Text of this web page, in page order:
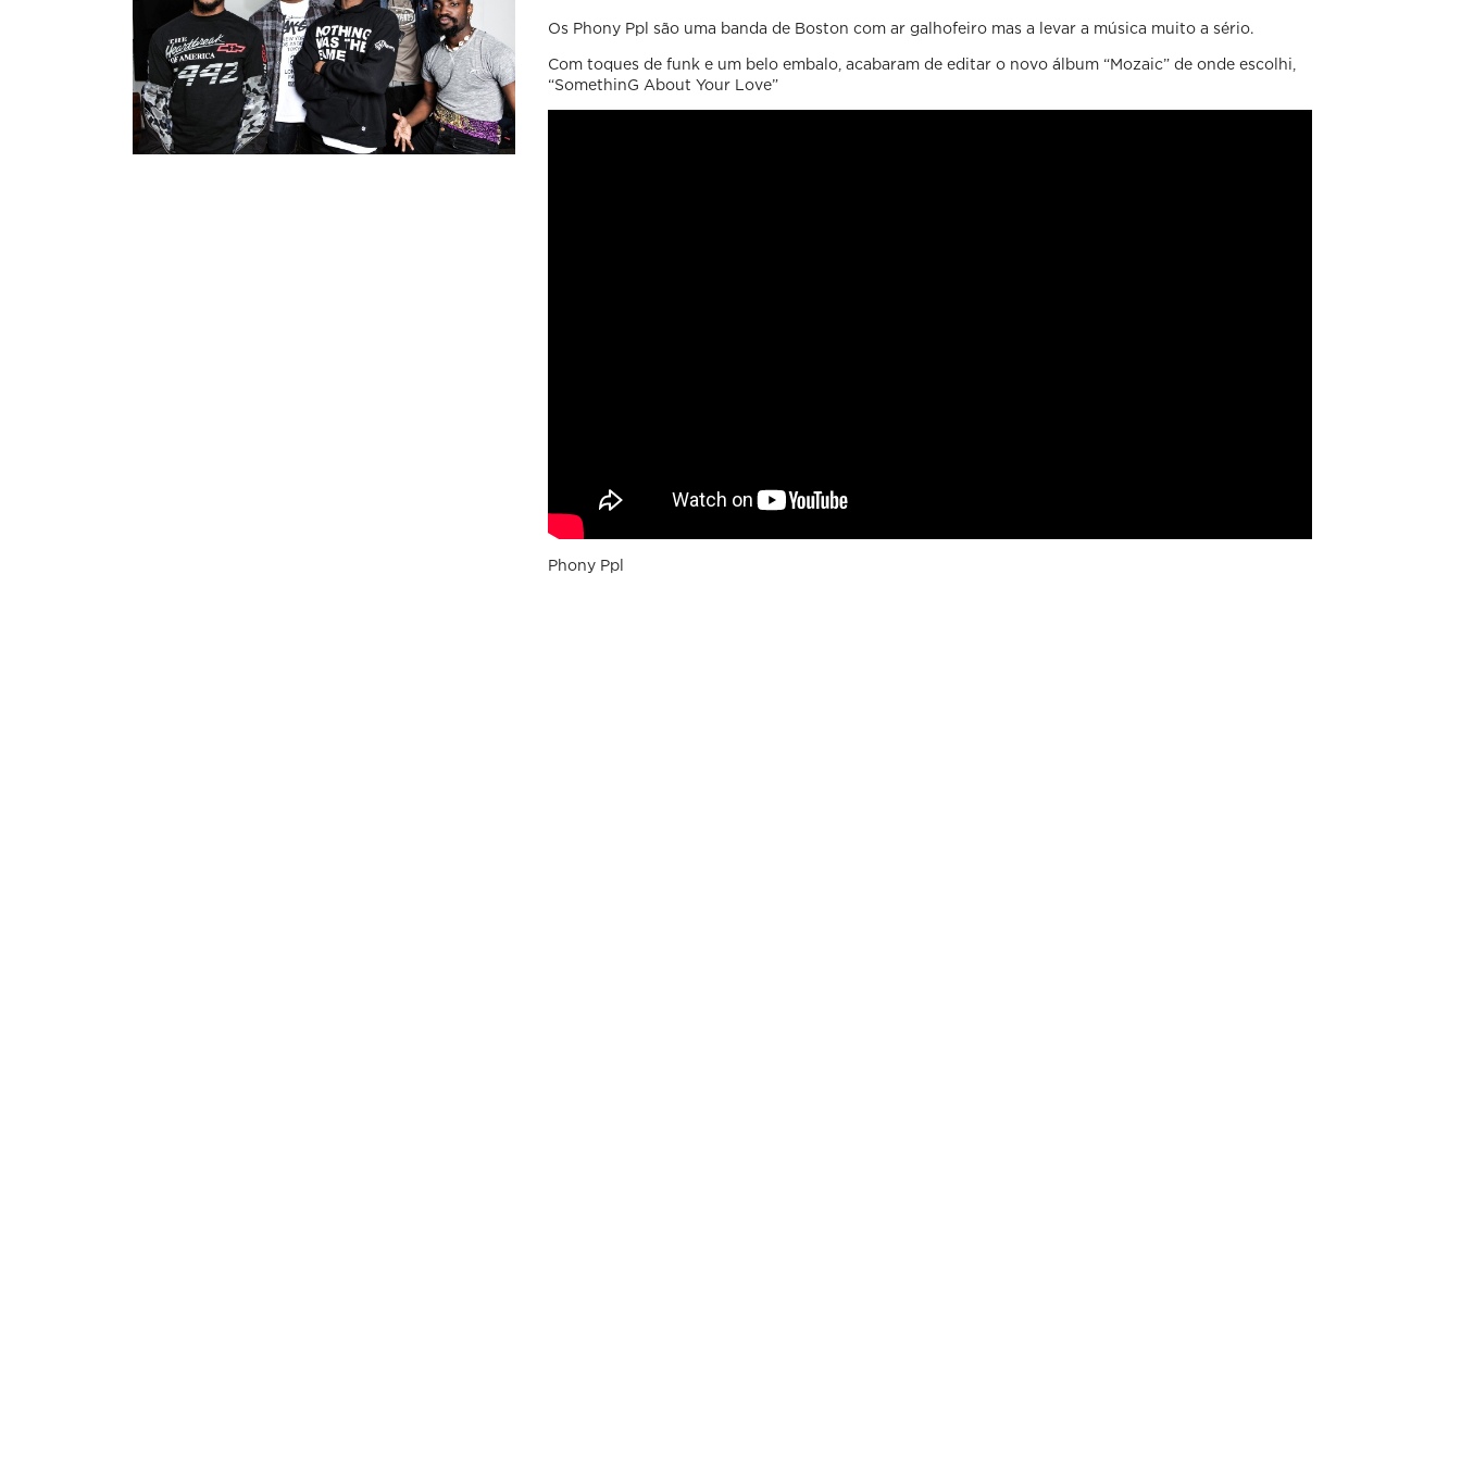
Os Phony Ppl são uma banda de Boston com ar galhofeiro mas a levar a música muito a sério.
Com toques de funk e um belo embalo, acabaram de editar o novo álbum “Mozaic” de onde escolhi,
“SomethinG About Your Love”
Phony Ppl